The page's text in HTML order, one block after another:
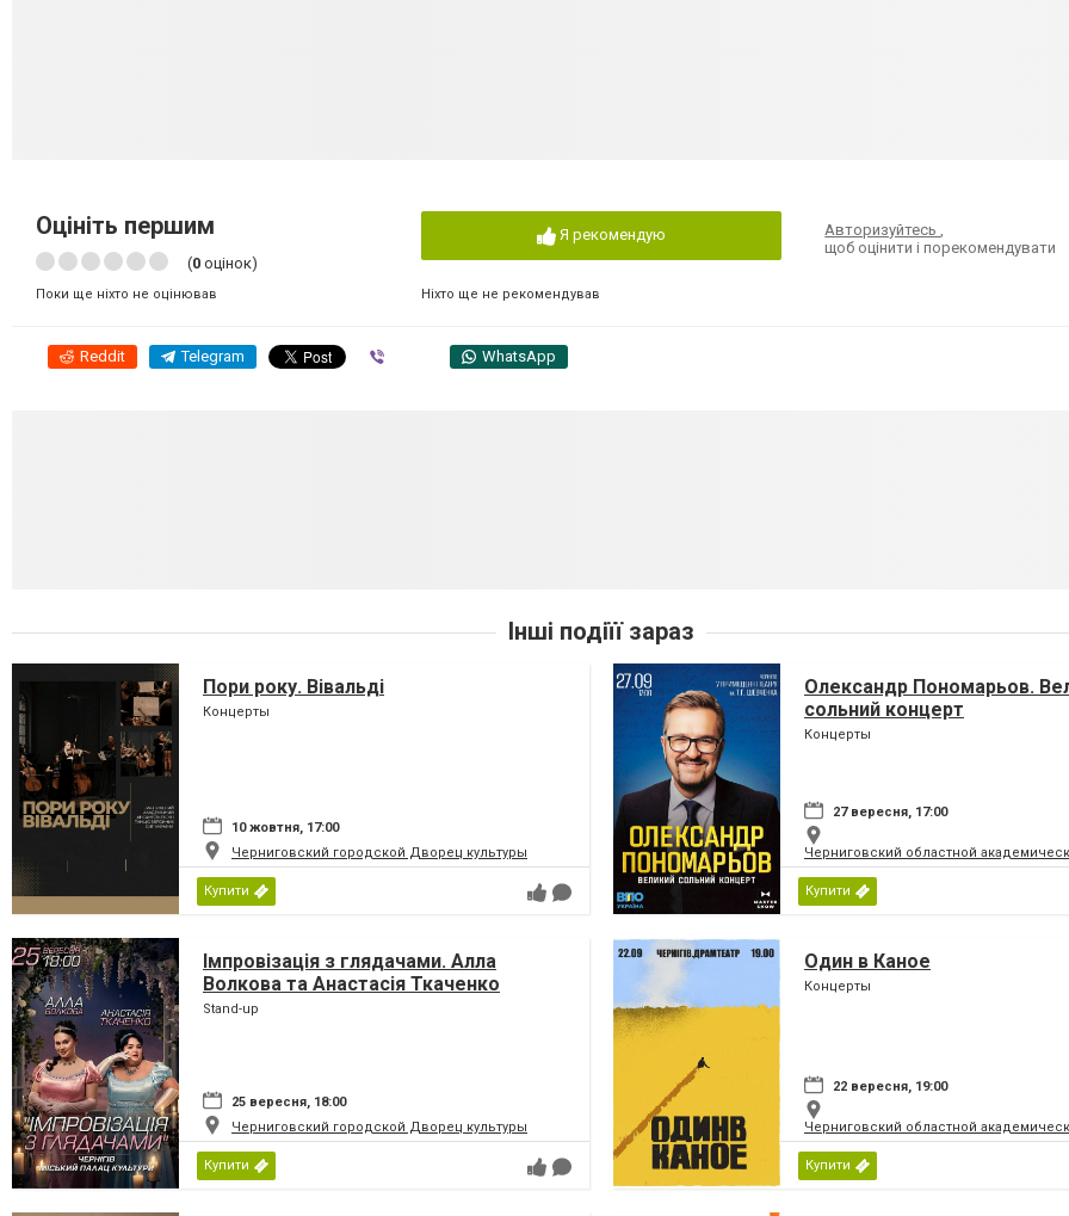
Оцініть першим
(0 оцінок)
Поки ще ніхто не оцінював
Я рекомендую
Ніхто ще не рекомендував
Авторизуйтесь
щоб оцінити і порекомендувати
Reddit Telegram WhatsApp
Інші подіїї зараз
Пори року. Вівальді
Концерты
10 жовтня, 17:00
Черниговский городской Дворец культуры
Купити
Олександр Пономарьов.
сольний концерт
Концерты
27 вересня, 17:00
Черниговский областной
Купити
Імпровізація з глядачами. Алла
Волкова та Анастасія Ткаченко
Stand-up
25 вересня, 18:00
Черниговский городской Дворец культуры
Купити
Один в Каное
Концерты
22 вересня, 19:00
Черниговский областной
Купити